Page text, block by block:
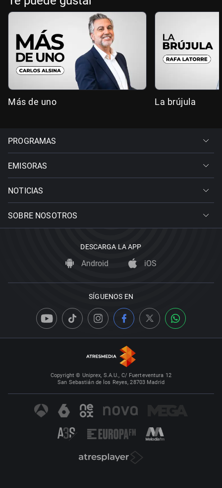
Más de uno La brújula
PROGRAMAS
EMISORAS
NOTICIAS
SOBRE NOSOTROS
DESCARGA LA APP
Android iOS
SÍGUENOS EN
Copyright © Uniprex, S.A.U., C/ Fuerteventura 12
San Sebastián de los Reyes, 28703 Madrid